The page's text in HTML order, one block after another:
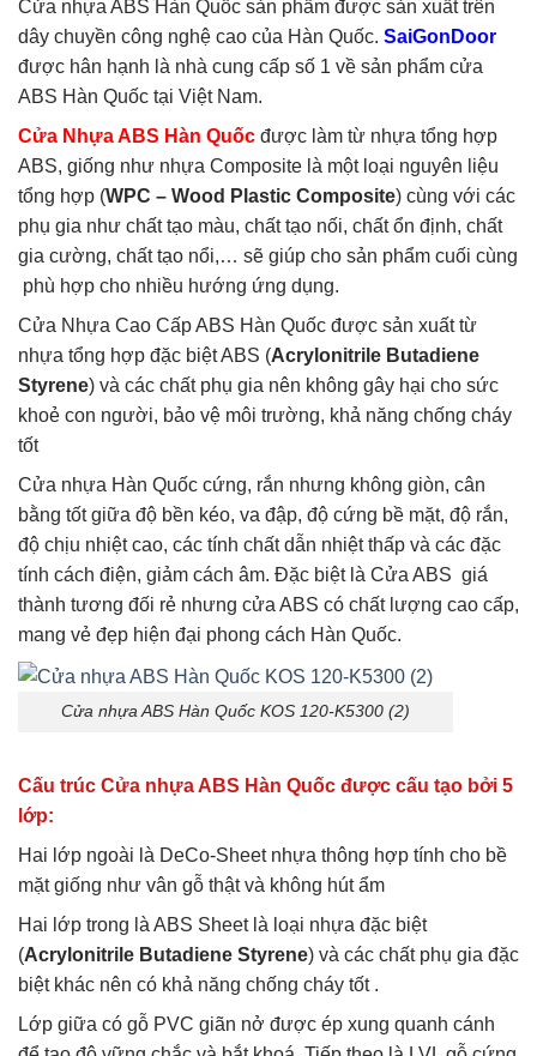
Cửa nhựa ABS Hàn Quốc sản phẩm được sản xuất trên
dây chuyền công nghệ cao của Hàn Quốc. SaiGonDoor
được hân hạnh là nhà cung cấp số 1 về sản phẩm cửa
ABS Hàn Quốc tại Việt Nam.
Cửa Nhựa ABS Hàn Quốc được làm từ nhựa tổng hợp
ABS, giống như nhựa Composite là một loại nguyên liệu
tổng hợp (WPC – Wood Plastic Composite) cùng với các
phụ gia như chất tạo màu, chất tạo nối, chất ổn định, chất
gia cường, chất tạo nổi,… sẽ giúp cho sản phẩm cuối cùng
phù hợp cho nhiều hướng ứng dụng.
Cửa Nhựa Cao Cấp ABS Hàn Quốc được sản xuất từ
nhựa tổng hợp đặc biệt ABS (Acrylonitrile Butadiene
Styrene) và các chất phụ gia nên không gây hại cho sức
khoẻ con người, bảo vệ môi trường, khả năng chống cháy
tốt
Cửa nhựa Hàn Quốc cứng, rắn nhưng không giòn, cân
bằng tốt giữa độ bền kéo, va đập, độ cứng bề mặt, độ rắn,
độ chịu nhiệt cao, các tính chất dẫn nhiệt thấp và các đặc
tính cách điện, giảm cách âm. Đặc biệt là Cửa ABS giá
thành tương đối rẻ nhưng cửa ABS có chất lượng cao cấp,
mang vẻ đẹp hiện đại phong cách Hàn Quốc.
Cửa nhựa ABS Hàn Quốc KOS 120-K5300 (2)
Cấu trúc Cửa nhựa ABS Hàn Quốc được cấu tạo bởi 5
lớp:
Hai lớp ngoài là DeCo-Sheet nhựa thông hợp tính cho bề
mặt giống như vân gỗ thật và không hút ẩm
Hai lớp trong là ABS Sheet là loại nhựa đặc biệt
(Acrylonitrile Butadiene Styrene) và các chất phụ gia đặc
biệt khác nên có khả năng chống cháy tốt .
Lớp giữa có gỗ PVC giãn nở được ép xung quanh cánh